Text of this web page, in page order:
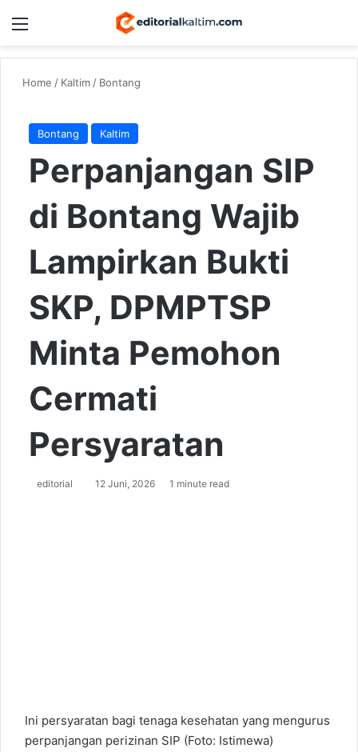
Home / Kaltim/ Bontang
Bontang Kaltim
Perpanjangan SIP
di Bontang Wajib
Lampirkan Bukti
SKP, DPMPTSP
Minta Pemohon
Cermati
Persyaratan
editorial 12 Juni, 2026 1 minute read
Ini persyaratan bagi tenaga kesehatan yang mengurus
perpanjangan perizinan SIP (Foto: Istimewa)